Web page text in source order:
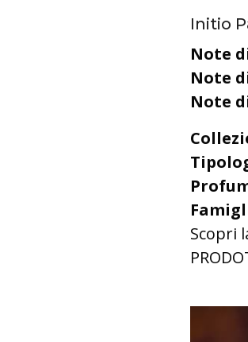
Initio
Note
Note
Note
Scopri